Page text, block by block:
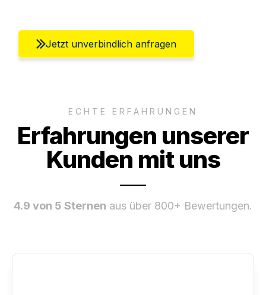
Jetzt unverbindlich anfragen
ECHTE ERFAHRUNGEN
Erfahrungen unserer
Kunden mit uns
4.9 von 5 Sternen aus über 800+ Bewertungen.